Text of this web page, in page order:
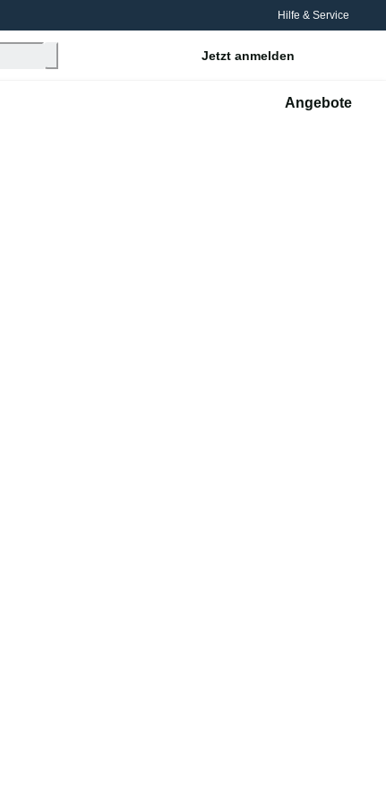
Hilfe & Service
Jetzt anmelden
Angebote